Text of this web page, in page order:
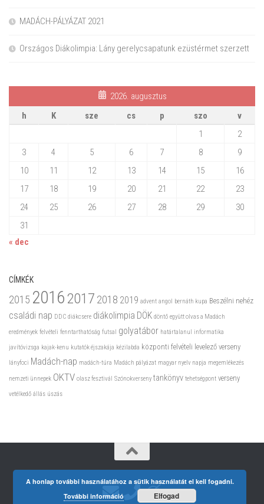
MADÁCH-PÁLYÁZAT 2021
Országos Diákolimpia: Lány gerelycsapatunk ezüstérmet szerzett
2026. augusztus
h
K sze cs p szo
v
1
2
3
4 5 6 7 8
9
10
11 12 13 14 15
16
17
18 19 20 21 22
23
24
25 26 27 28 29
30
31
« dec
CÍMKÉK
2015 20162017 2018 2019 advent angol bernáth kupa Beszélni nehéz
családi nap DDC diákcsere diákolimpia DÖK döntő együtt olvas a Madách
eredmények felvételi fenntarthatóság futsal golyatábor határtalanul informatika
javítóvizsga kajak-kenu kutatók éjszakája kézilabda központi felvételi levelező verseny
lányfoci Madách-nap madách-túra Madách pályázat magyar nyelv napja megemlékezés
nemzeti ünnepek OKTV olasz fesztivál Szónokverseny tankönyv tehetségpont verseny
vetélkedő állás úszás
A honlap további használatához a sütik használatát el kell fogadni.
További információ
Elfogad